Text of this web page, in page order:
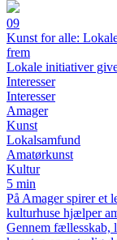
09
Kunst for alle:
frem
Lokale initiativer
Interesser
Interesser
Amager
Kunst
Lokalsamfund
Amatørkunst
Kultur
5 min
På Amager spirer et
kulturhuse hjælper
Gennem fællesskab,